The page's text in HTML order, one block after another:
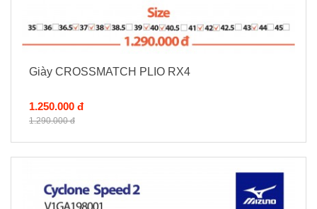
Giày CROSSMATCH PLIO RX4
1.250.000 đ
1.290.000 đ